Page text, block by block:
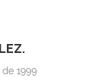
1999